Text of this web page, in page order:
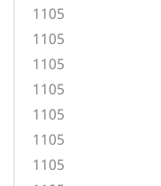
1105
1105
1105
1105
1105
1105
1105